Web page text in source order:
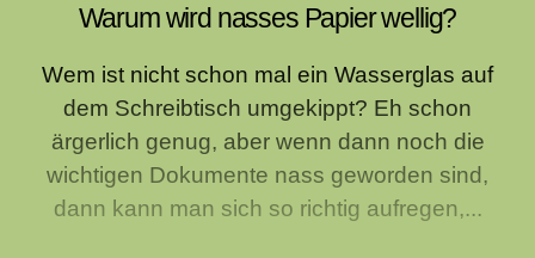
Warum wird nasses Papier wellig?
Wem ist nicht schon mal ein Wasserglas auf
dem Schreibtisch umgekippt? Eh schon
ärgerlich genug, aber wenn dann noch die
wichtigen Dokumente nass geworden sind,
dann kann man sich so richtig aufregen,...